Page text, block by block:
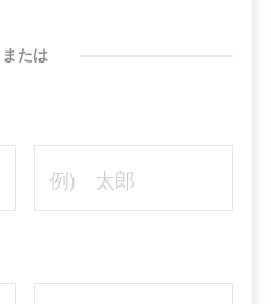
または